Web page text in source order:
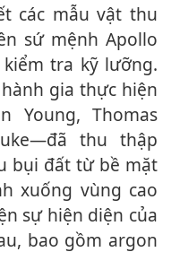
sứ mệnh Apollo
tra kỹ lưỡng.
gia thực hiện
Young, Thomas
thu thập
bụi đất từ bề mặt
xuống vùng cao
sự hiện diện của
bao gồm argon